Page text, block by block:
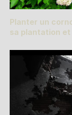
Planter un
sa plantation